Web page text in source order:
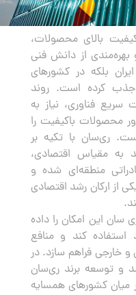
بالای محصولات،
از دانش فنی
بلکه در کشورهای
جذب کرده است. روند
فناوری، نیاز به
محصولات باکیفیت را
ری‌سان با تکیه بر
به مقیاس اقتصادی،
منطقه‌ای شده و
از ارکان رشد اقتصادی
سان این امکان را داده
کند و منافع
خارجی فراهم سازد. در
و توسعه برند ری‌سان
میان کشورهای همسایه